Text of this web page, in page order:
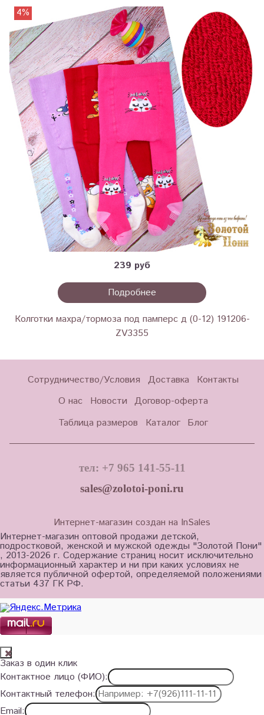
4%
239 руб
Подробнее
Колготки махра/тормоза под памперс д (0-12) 191206-
ZV3355
Сотрудничество/Условия Доставка
Контакты
О нас
Новости Договор-оферта
Таблица размеров
Каталог Блог
тел: +7 965 141-55-11
sales@zolotoi-poni.ru
Интернет-магазин создан на InSales
Интернет-магазин оптовой продажи детской,
подростковой, женской и мужской одежды "Золотой Пони"
, 2013-2026 г. Содержание страниц носит исключительно
информационный характер и ни при каких условиях не
является публичной офертой, определяемой положениями
статьи 437 ГК РФ.
Заказ в один клик
Контактное лицо (ФИО):
Контактный телефон:
Email: